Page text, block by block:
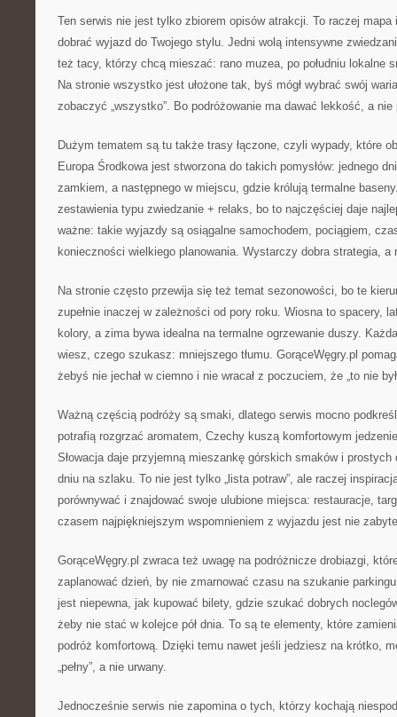
Ten serwis nie jest tylko zbiorem opisów atrakcji. To raczej mapa
dobrać wyjazd do Twojego stylu. Jedni wolą intensywne
też tacy, którzy chcą mieszać: rano muzea, po południu lokalne
Na stronie wszystko jest ułożone tak, byś mógł wybrać swój
zobaczyć „wszystko”. Bo podróżowanie ma dawać lekkość, a nie
Dużym tematem są tu także trasy łączone, czyli wypady, które
Europa Środkowa jest stworzona do takich pomysłów: jednego
zamkiem, a następnego w miejscu, gdzie królują termalne
zestawienia typu zwiedzanie + relaks, bo to najczęściej daje
ważne: takie wyjazdy są osiągalne samochodem, pociągiem,
konieczności wielkiego planowania. Wystarczy dobra strategia,
Na stronie często przewija się też temat sezonowości, bo te
zupełnie inaczej w zależności od pory roku. Wiosna to spacery,
kolory, a zima bywa idealna na termalne ogrzewanie duszy.
wiesz, czego szukasz: mniejszego tłumu. GorąceWęgry.pl
żebyś nie jechał w ciemno i nie wracał z poczuciem, że „to nie
Ważną częścią podróży są smaki, dlatego serwis mocno
potrafią rozgrzać aromatem, Czechy kuszą komfortowym
Słowacja daje przyjemną mieszankę górskich smaków i
dniu na szlaku. To nie jest tylko „lista potraw”, ale raczej
porównywać i znajdować swoje ulubione miejsca: restauracje,
czasem najpiękniejszym wspomnieniem z wyjazdu jest nie
GorąceWęgry.pl zwraca też uwagę na podróżnicze drobiazgi,
zaplanować dzień, by nie zmarnować czasu na szukanie
jest niepewna, jak kupować bilety, gdzie szukać dobrych
żeby nie stać w kolejce pół dnia. To są te elementy, które
podróż komfortową. Dzięki temu nawet jeśli jedziesz na krótko,
„pełny”, a nie urwany.
Jednocześnie serwis nie zapomina o tych, którzy kochają